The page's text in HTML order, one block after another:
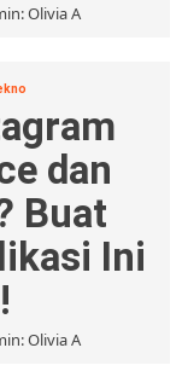
Olivia A
dan
Buat
Ini
Olivia A